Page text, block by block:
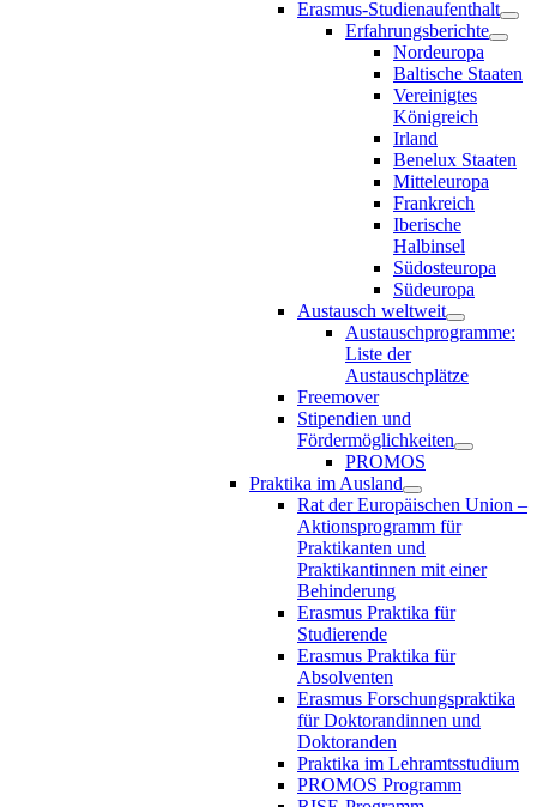
Erasmus-Studienaufenthalt
Erfahrungsberichte
Nordeuropa
Baltische Staaten
Vereinigtes
Königreich
Irland
Benelux Staaten
Mitteleuropa
Frankreich
Iberische
Halbinsel
Südosteuropa
Südeuropa
Austausch weltweit
Austauschprogramme:
Liste der
Austauschplätze
Freemover
Stipendien und
Fördermöglichkeiten
PROMOS
Praktika im Ausland
Rat der Europäischen Union –
Aktionsprogramm für
Praktikanten und
Praktikantinnen mit einer
Behinderung
Erasmus Praktika für
Studierende
Erasmus Praktika für
Absolventen
Erasmus Forschungspraktika
für Doktorandinnen und
Doktoranden
Praktika im Lehramtsstudium
PROMOS Programm